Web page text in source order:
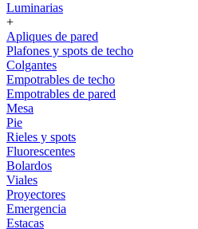
Luminarias
+
Apliques de pared
Plafones y spots de techo
Colgantes
Empotrables de techo
Empotrables de pared
Mesa
Pie
Rieles y spots
Fluorescentes
Bolardos
Viales
Proyectores
Emergencia
Estacas